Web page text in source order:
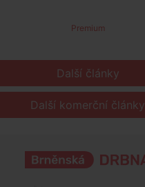
Premium
Další články
Další komerční články